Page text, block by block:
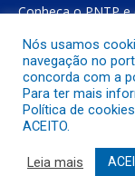
Conheça oPNTPe
Todos os direitos
Mapa do Site
Nós usamos
navegação no
concorda com a
Para ter mais
Política de
ACEITO.
Leia mais